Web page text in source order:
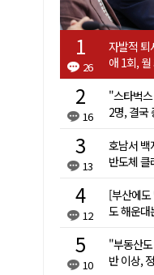
26
자발적
애 1회,
16
"스타벅
2명, 결국
13
호남서
반도체 클
12
[부산에
도 해운대
10
"부동산
반 이상,